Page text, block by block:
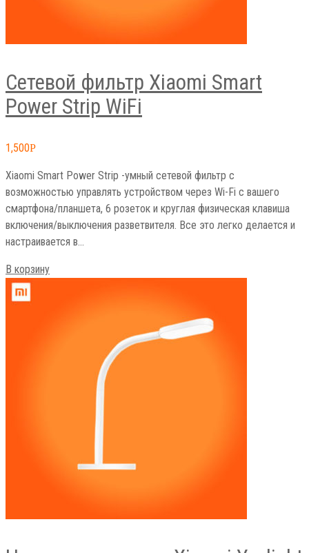
Сетевой фильтр Xiaomi Smart
Power Strip WiFi
1,500Р
Xiaomi Smart Power Strip -умный сетевой фильтр с
возможностью управлять устройством через Wi-Fi с вашего
смартфона/планшета, 6 розеток и круглая физическая клавиша
включения/выключения разветвителя. Все это легко делается и
настраивается в…
В корзину